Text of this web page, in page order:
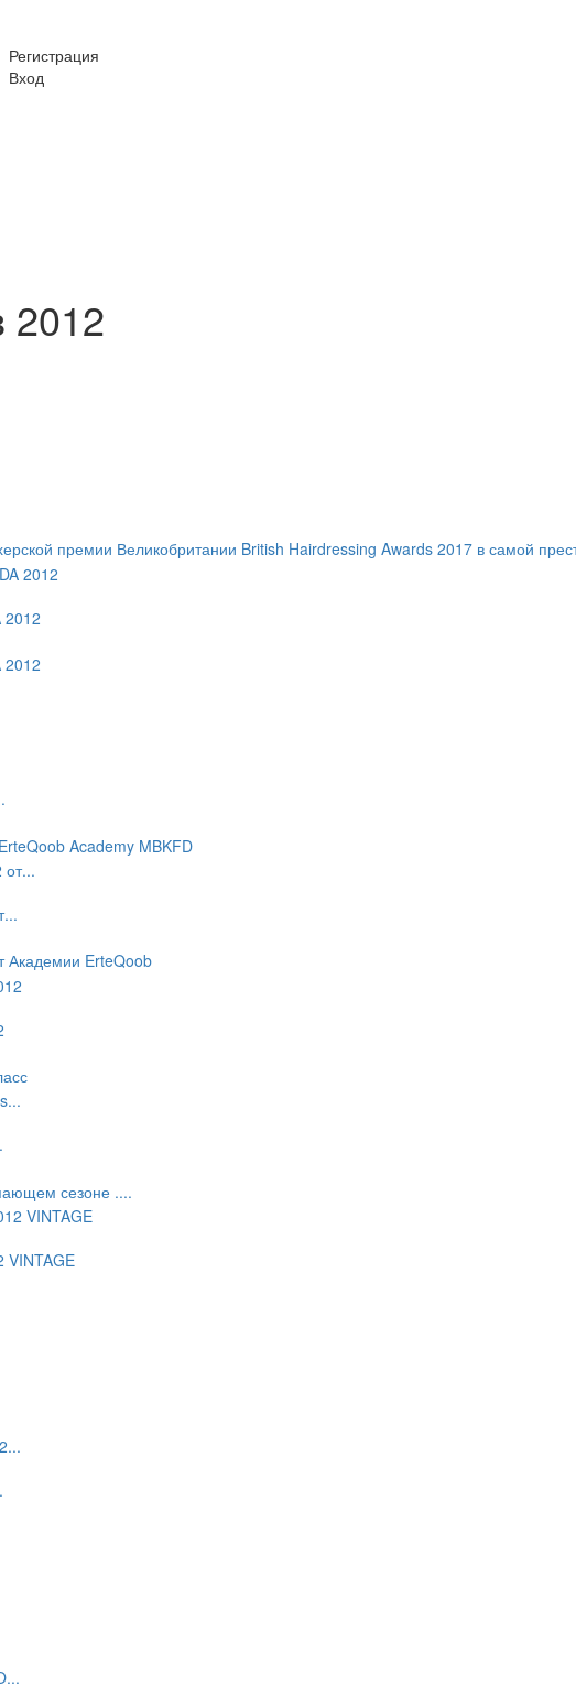
Регистрация
Вход
2012
премии Великобритании British Hairdressing Awards 2017 в самой
2012
2012
Academy MBKFD
Академии ErteQoob
сезоне ....